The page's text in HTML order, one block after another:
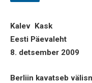
Kalev Kask
Eesti Päevaleht
8. detsember 2009
Berliin kavatseb